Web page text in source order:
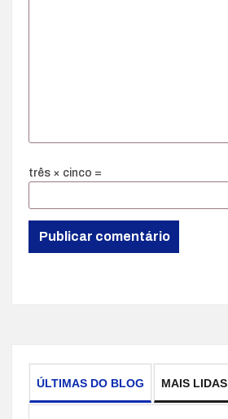
três × cinco =
ÚLTIMAS DO BLOG MAIS LIDAS